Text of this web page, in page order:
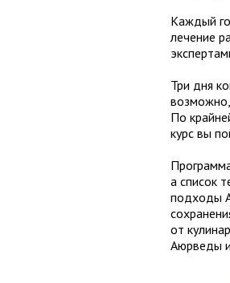
Каждый
лечение
Три дня
По
курс вы
а список
подходы
от
Аюрведы и